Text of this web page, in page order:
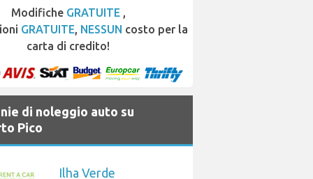
Modifiche GRATUITE,
GRATUITE, NESSUN costo per la
carta di credito!
di noleggio auto su
Pico
Ilha Verde